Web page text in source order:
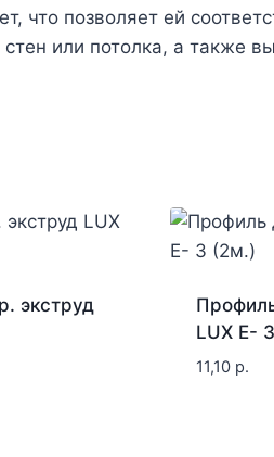
позволяет ей
или потолка, а также
экструд
LUX E-
11,10 р.